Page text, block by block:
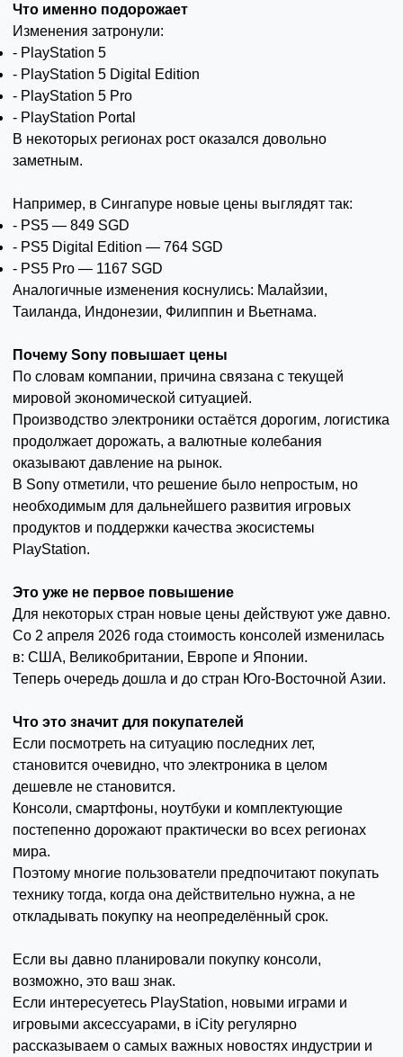
Что именно подорожает
Изменения затронули:
- PlayStation 5
- PlayStation 5 Digital Edition
- PlayStation 5 Pro
- PlayStation Portal
В некоторых регионах рост оказался довольно
заметным.
Например, в Сингапуре новые цены выглядят так:
- PS5 — 849 SGD
- PS5 Digital Edition — 764 SGD
- PS5 Pro — 1167 SGD
Аналогичные изменения коснулись: Малайзии,
Таиланда, Индонезии, Филиппин и Вьетнама.
Почему Sony повышает цены
По словам компании, причина связана с текущей
мировой экономической ситуацией.
Производство электроники остаётся дорогим, логистика
продолжает дорожать, а валютные колебания
оказывают давление на рынок.
В Sony отметили, что решение было непростым, но
необходимым для дальнейшего развития игровых
продуктов и поддержки качества экосистемы
PlayStation.
Это уже не первое повышение
Для некоторых стран новые цены действуют уже давно.
Со 2 апреля 2026 года стоимость консолей изменилась
в: США, Великобритании, Европе и Японии.
Теперь очередь дошла и до стран Юго-Восточной Азии.
Что это значит для покупателей
Если посмотреть на ситуацию последних лет,
становится очевидно, что электроника в целом
дешевле не становится.
Консоли, смартфоны, ноутбуки и комплектующие
постепенно дорожают практически во всех регионах
мира.
Поэтому многие пользователи предпочитают покупать
технику тогда, когда она действительно нужна, а не
откладывать покупку на неопределённый срок.
Если вы давно планировали покупку консоли,
возможно, это ваш знак.
Если интересуетесь PlayStation, новыми играми и
игровыми аксессуарами, в iCity регулярно
рассказываем о самых важных новостях индустрии и